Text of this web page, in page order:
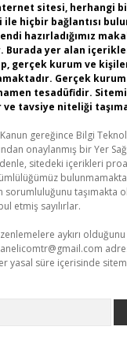
sitesi, herhangi
ile hiçbir bağlantısı
hazırladığımız
Burada yer alan
gerçek kurum ve
Gerçek
tesadüfidir.
tavsiye niteliği
Kanun gereğince Bilgi
onaylanmış bir Yer
sitedeki içerikleri
sorumluluğunu taşımakta
etmiş sayılırlar.
aykırı
yasal süre içerisinde